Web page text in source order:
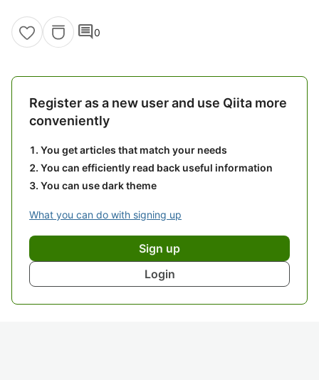
comment0
Register as a new user and use Qiita more
conveniently
You get articles that match your needs
You can efficiently read back useful information
You can use dark theme
What you can do with signing up
Sign up
Login